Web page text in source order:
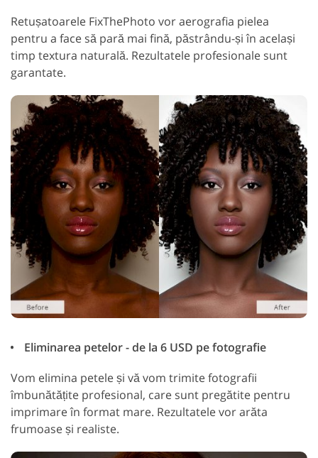
Retușatoarele FixThePhoto vor aerografia pielea
pentru a face să pară mai fină, păstrându-și în același
timp textura naturală. Rezultatele profesionale sunt
garantate.
Eliminarea petelor - de la 6 USD pe fotografie
Vom elimina petele și vă vom trimite fotografii
îmbunătățite profesional, care sunt pregătite pentru
imprimare în format mare. Rezultatele vor arăta
frumoase și realiste.